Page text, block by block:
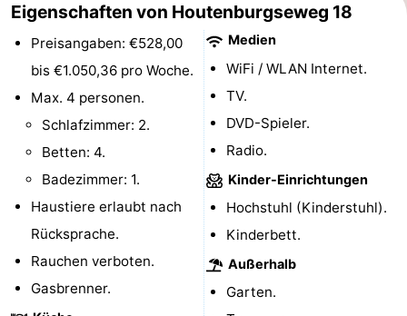
Het
Zwin
Kontakt
Eigenschaften von Houtenburgseweg 18
Preisangaben: €528,00
bis €1.050,36 pro Woche.
Max. 4 personen.
Schlafzimmer: 2.
Betten: 4.
Badezimmer: 1.
Haustiere erlaubt nach
Rücksprache.
Rauchen verboten.
Gasbrenner.
Medien
WiFi / WLAN Internet.
TV.
DVD-Spieler.
Radio.
Kinder-Einrichtungen
Hochstuhl (Kinderstuhl).
Kinderbett.
Außerhalb
Garten.